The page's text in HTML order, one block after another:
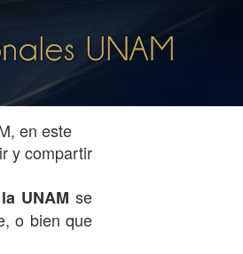
en este
y compartir
UNAM se
o bien que